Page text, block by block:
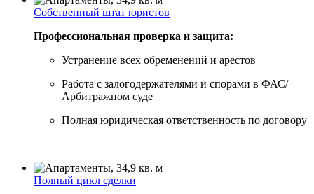
Собственный штат юристов
Профессиональная проверка и защита:
Устранение всех обременений и арестов
Работа с залогодержателями и спорами в ФАС/
Арбитражном суде
Полная юридическая ответственность по договору
Полный цикл сделки